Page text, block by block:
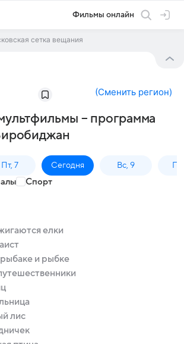
Фильмы онлайн
сетка вещания
(Сменить регион)
– программа
Пт, 7 Сегодня Вс, 9
Спорт
елки
и рыбке
лис